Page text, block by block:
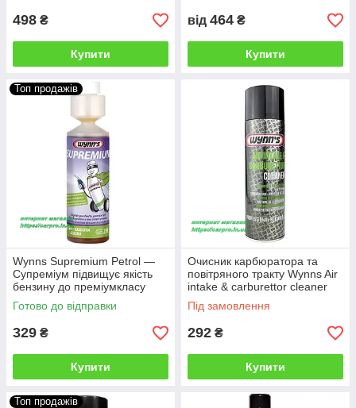
498 ₴
Купити
від 464 ₴
Купити
Топ продажів
Wynns Supremium Petrol —
Супреміум підвищує якість
бензину до преміумкласу
Готово до відправки
329 ₴
Купити
Очисник карбюратора та
повітряного тракту Wynns Air
intake & carburettor cleaner
Під замовлення
292 ₴
Купити
Топ продажів